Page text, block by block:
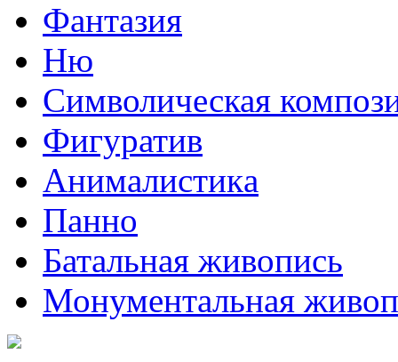
Фантазия
Ню
Символическая
Фигуратив
Анималистикa
Панно
Батальная живопись
Монументальная